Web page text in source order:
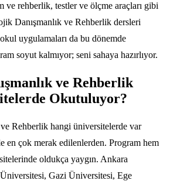
ve rehberlik, testler ve ölçme araçları gibi
Danışmanlık ve Rehberlik dersleri
uygulamaları da bu dönemde
soyut kalmıyor; seni sahaya hazırlıyor.
ve Rehberlik
Okutuluyor?
Rehberlik hangi üniversitelerde var
en çok merak edilenlerden. Program hem
oldukça yaygın. Ankara
Gazi Üniversitesi, Ege